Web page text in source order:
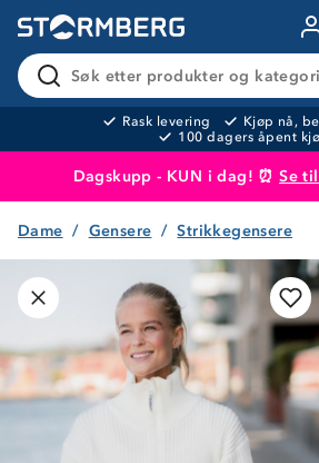
Søk etter produkter og
Rask levering
Kjøp nå,
100 dagers åpent
Dagskupp - KUN i dag! ⏰Se
Produktet er lagt i
Dame Gensere Strikkegensere